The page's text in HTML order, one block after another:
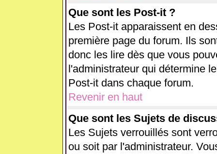
Que sont les Post-it ?
Les Post-it apparaissent en
première page du forum. Ils
donc les lire dès que vous
l'administrateur qui détermine
Post-it dans chaque forum.
Revenir en haut
Que sont les Sujets de
Les Sujets verrouillés sont
ou soit par l'administrateur.